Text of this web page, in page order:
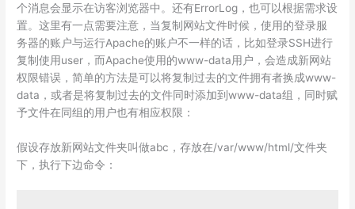
个消息会显示在访客浏览器中。还有ErrorLog，也可以根据需求设
置。这里有一点需要注意，当复制网站文件时候，使用的登录服
务器的账户与运行Apache的账户不一样的话，比如登录SSH进行
复制使用user，而Apache使用的www-data用户，会造成新网站
权限错误，简单的方法是可以将复制过去的文件拥有者换成www-
data，或者是将复制过去的文件同时添加到www-data组，同时赋
予文件在同组的用户也有相应权限：
假设存放新网站文件夹叫做abc，存放在/var/www/html/文件夹
下，执行下边命令：